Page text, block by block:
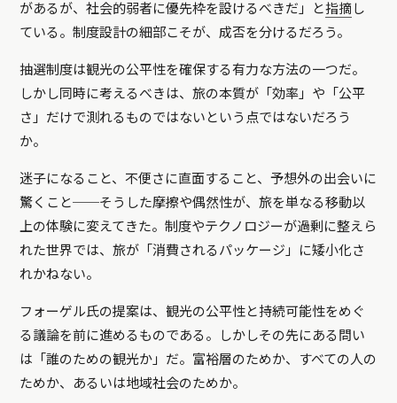
があるが、社会的弱者に優先枠を設けるべきだ」
と指摘し
ている。制度設計の細部こそが、成否を分けるだろう。
抽選制度は観光の公平性を確保する有力な方法の一つだ。
しかし同時に考えるべきは、旅の本質が「効率」や「公平
さ」だけで測れるものではないという点ではないだろう
か。
迷子になること、不便さに直面すること、予想外の出会いに
驚くこと──そうした摩擦や偶然性が、旅を単なる移動以
上の体験に変えてきた。制度やテクノロジーが過剰に整えら
れた世界では、旅が「消費されるパッケージ」に矮小化さ
れかねない。
フォーゲル氏の提案は、観光の公平性と持続可能性をめぐ
る議論を前に進めるものである。しかしその先にある問い
は「誰のための観光か」だ。富裕層のためか、すべての人の
ためか、あるいは地域社会のためか。